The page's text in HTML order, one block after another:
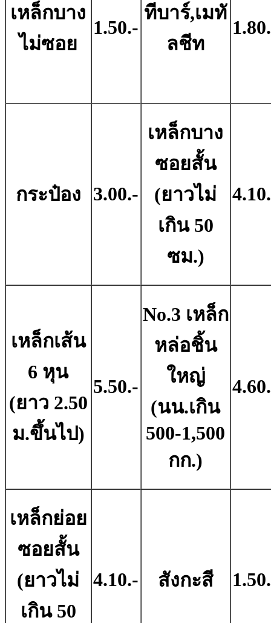
เหล็กบาง
ไม่ซอย
1.50.-
ทีบาร์,เมทั
ลชีท
กระป๋อง 3.00.-
เหล็กบาง
ซอยสั้น
(ยาวไม่
เกิน 50
ซม.)
เหล็กเส้น
6 หุน
(ยาว 2.50
ม.ขึ้นไป)
5.50.-
No.3 เหล็ก
หล่อชิ้น
ใหญ่
(นน.เกิน
500-1,500
กก.)
เหล็กย่อย
ซอยสั้น
(ยาวไม่
เกิน 50
4.10.- สังกะสี